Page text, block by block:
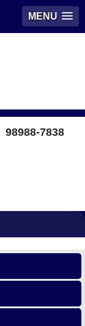
MENU
98988-7838